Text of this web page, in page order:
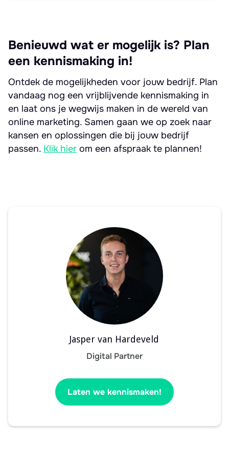
Benieuwd wat er mogelijk is? Plan
een kennismaking in!
Ontdek de mogelijkheden voor jouw bedrijf. Plan
vandaag nog een vrijblijvende kennismaking in
en laat ons je wegwijs maken in de wereld van
online marketing. Samen gaan we op zoek naar
kansen en oplossingen die bij jouw bedrijf
passen. Klik hier om een afspraak te plannen!
Jasper van Hardeveld
Digital Partner
Laten we kennismaken!